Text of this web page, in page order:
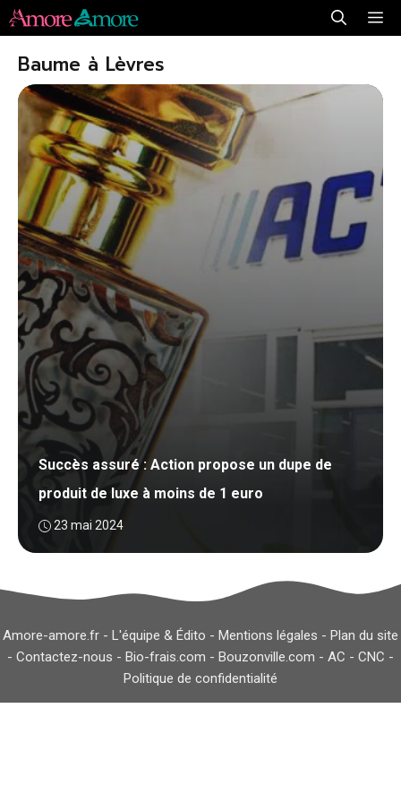
Aller
au
contenu
Baume à Lèvres
Succès assuré : Action propose un dupe de
produit de luxe à moins de 1 euro
23 mai 2024
Amore-amore.fr - L'équipe & Édito - Mentions légales - Plan du site
- Contactez-nous - Bio-frais.com - Bouzonville.com - AC - CNC -
Politique de confidentialité